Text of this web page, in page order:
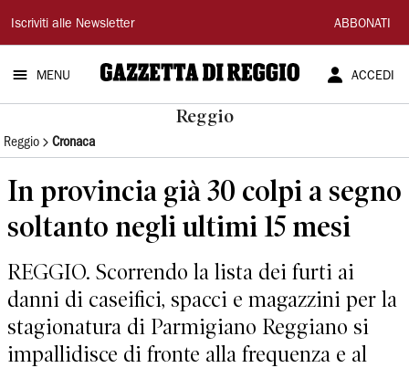
Gazzetta
di
Reggio
Iscriviti alle Newsletter ABBONATI
MENU ACCEDI
Reggio
Reggio Cronaca
In provincia già 30 colpi a segno
soltanto negli ultimi 15 mesi
REGGIO. Scorrendo la lista dei furti ai
danni di caseifici, spacci e magazzini per la
stagionatura di Parmigiano Reggiano si
impallidisce di fronte alla frequenza e al